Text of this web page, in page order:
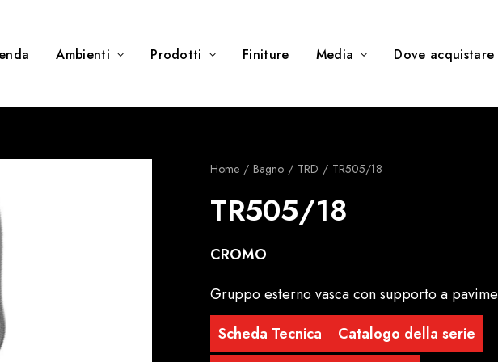
Ambienti Prodotti Finiture Media Dove acquistare
Home Bagno TRD TR505/18
TR505/18
CROMO
Gruppo esterno vasca con supporto a
Scheda Tecnica
Catalogo della serie